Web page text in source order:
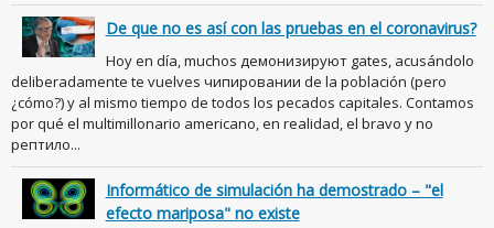
De que no es así con las pruebas en el coronavirus?
Hoy en día, muchos демонизируют gates, acusándolo
deliberadamente te vuelves чипировании de la población (pero
¿cómo?) y al mismo tiempo de todos los pecados capitales. Contamos
por qué el multimillonario americano, en realidad, el bravo y no
рептило...
Informático de simulación ha demostrado – "el
efecto mariposa" no existe